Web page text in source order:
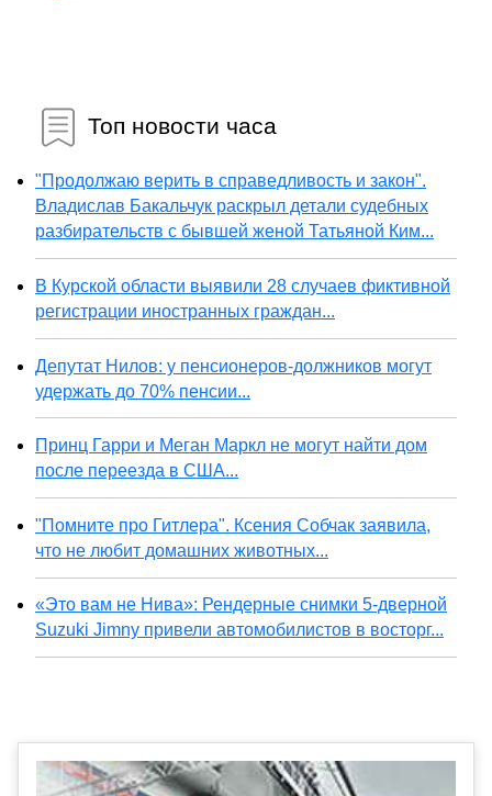
Топ новости часа
"Продолжаю верить в справедливость и закон".
Владислав Бакальчук раскрыл детали судебных
разбирательств с бывшей женой Татьяной Ким...
В Курской области выявили 28 случаев фиктивной
регистрации иностранных граждан...
Депутат Нилов: у пенсионеров-должников могут
удержать до 70% пенсии...
Принц Гарри и Меган Маркл не могут найти дом
после переезда в США...
"Помните про Гитлера". Ксения Собчак заявила,
что не любит домашних животных...
«Это вам не Нива»: Рендерные снимки 5-дверной
Suzuki Jimny привели автомобилистов в восторг...